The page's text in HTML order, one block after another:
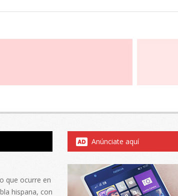
que ocurre en
hispana, con
Anúnciate aquí